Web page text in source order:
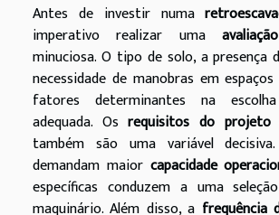
Antes de investir numa
imperativo realizar uma
minuciosa. O tipo de solo, a presença
necessidade de manobras em
fatores determinantes na
adequada. Osrequisitos do projeto
também são uma variável
demandam maior capacidade
específicas conduzem a uma
maquinário. Além disso, a frequência